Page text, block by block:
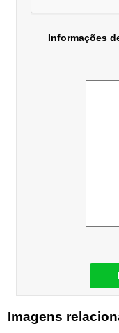
Informações
Imagens